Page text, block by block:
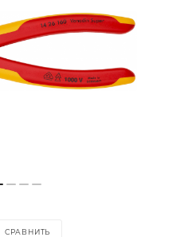
СРАВНИТЬ